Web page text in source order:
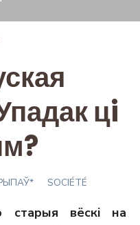
цi
SOCIÉTÉ
старыя вёскі на